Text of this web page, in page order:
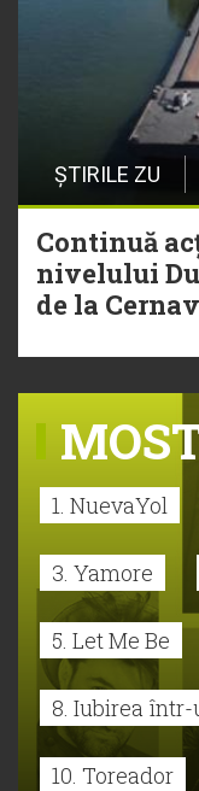
ȘTIRILE ZU
Continuă
nivelului
de la
1. NuevaYol
3. Yamore
5. Let Me Be
8. Iubirea într-
10. Toreador